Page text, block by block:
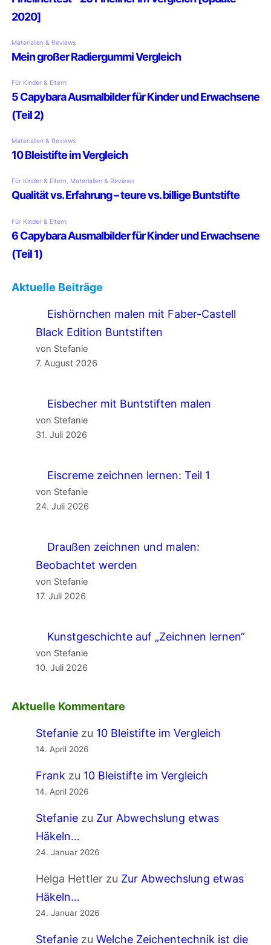
Aktuelle Beiträge
Eishörnchen malen mit Faber-Castell
Black Edition Buntstiften
von Stefanie
7. August 2026
Eisbecher mit Buntstiften malen
von Stefanie
31. Juli 2026
Eiscreme zeichnen lernen: Teil 1
von Stefanie
24. Juli 2026
Draußen zeichnen und malen:
Beobachtet werden
von Stefanie
17. Juli 2026
Kunstgeschichte auf „Zeichnen lernen“
von Stefanie
10. Juli 2026
Aktuelle Kommentare
Stefaniezu 10 Bleistifte im Vergleich
14. April 2026
Frankzu 10 Bleistifte im Vergleich
14. April 2026
Stefaniezu Zur Abwechslung etwas
Häkeln…
24. Januar 2026
Helga Hettlerzu Zur Abwechslung etwas
Häkeln…
24. Januar 2026
Stefaniezu Welche Zeichentechnik ist die